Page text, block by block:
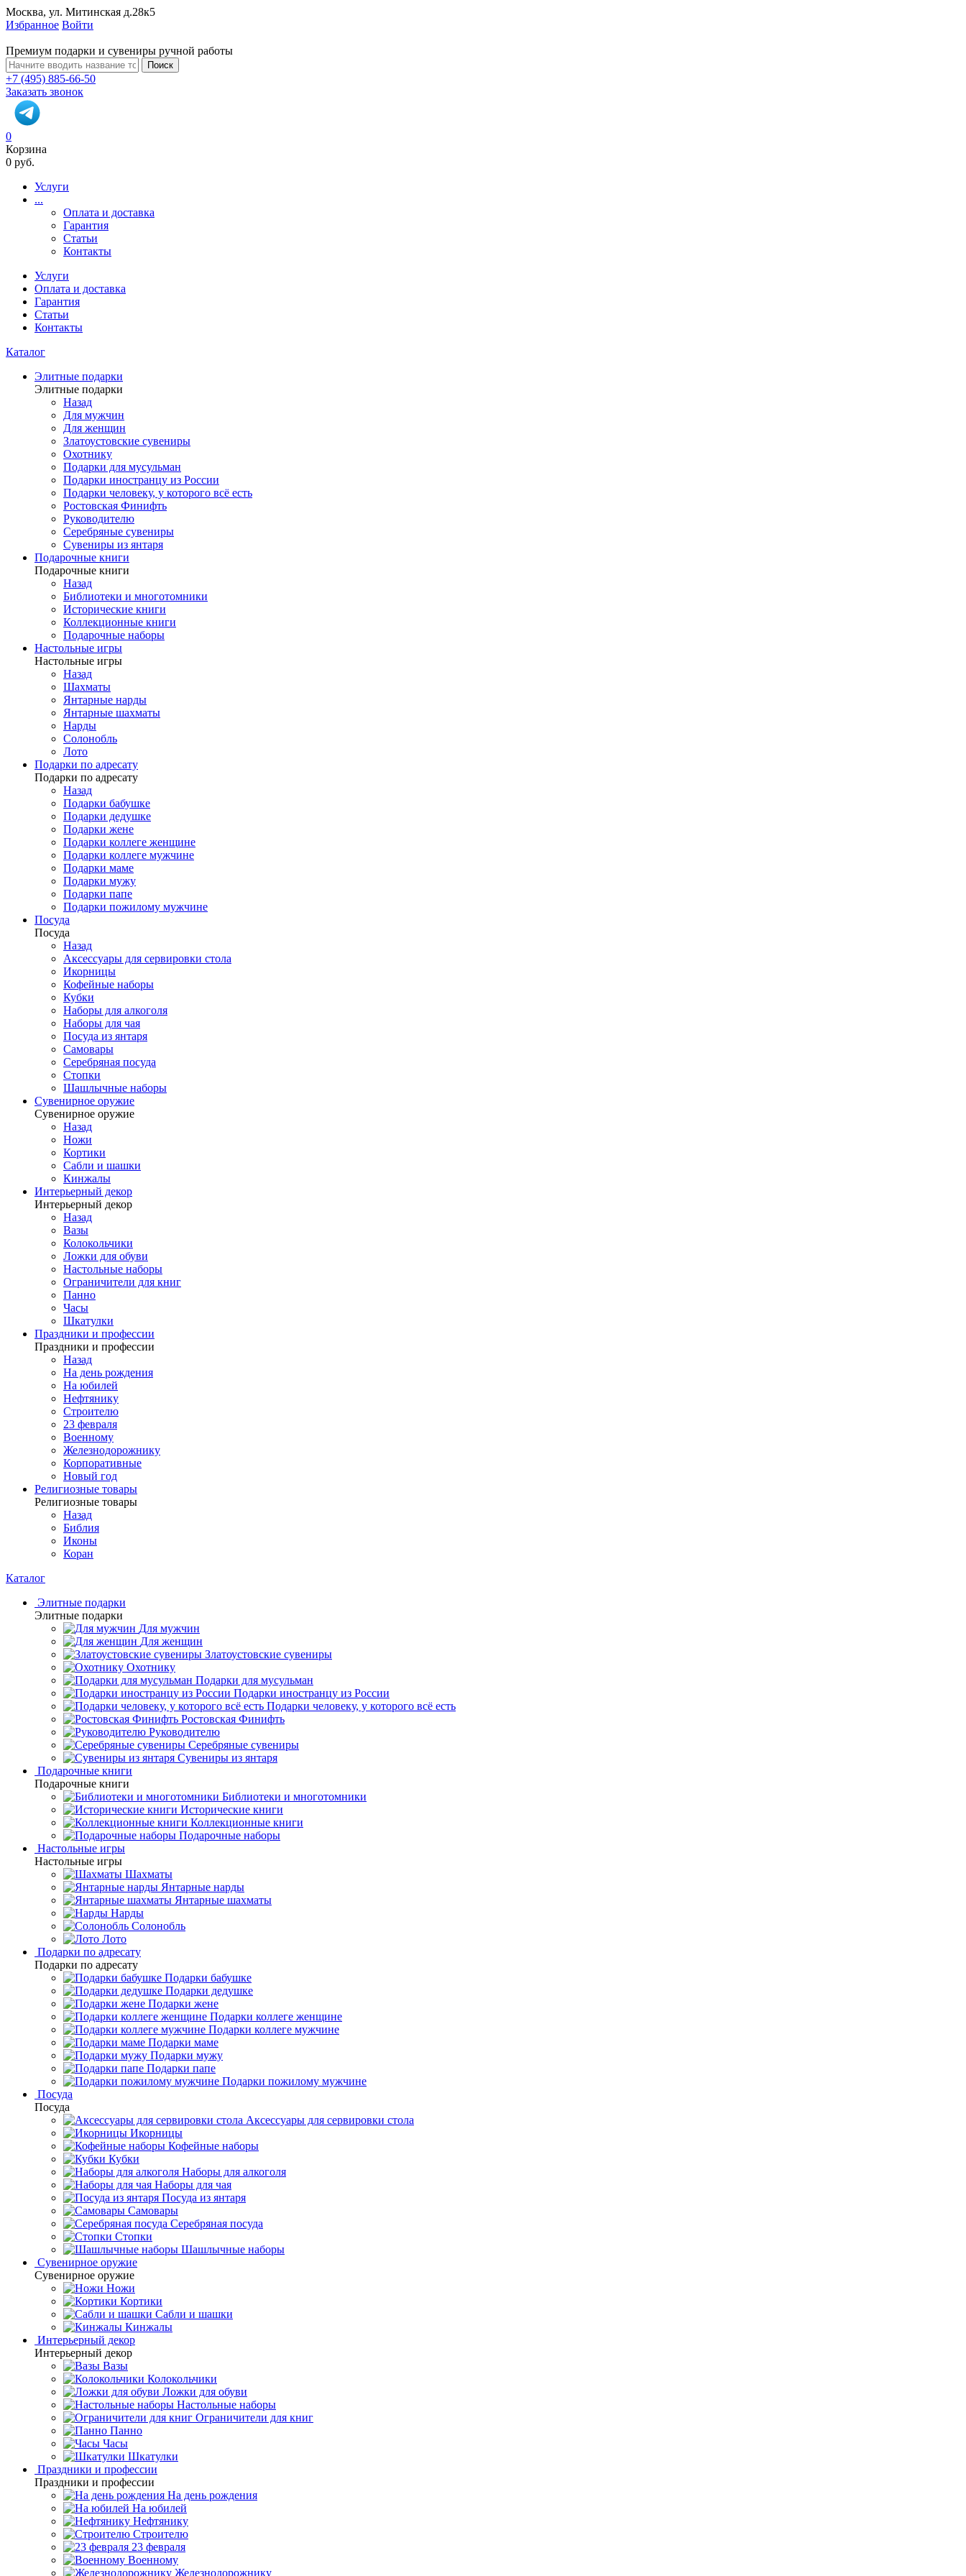
Москва, ул. Митинская д.28к5
Избранное Войти
Премиум подарки и сувениры ручной работы
Поиск
+7 (495) 885-66-50
Заказать звонок
0
Корзина
0 руб.
Услуги
...
Оплата и доставка
Гарантия
Статьи
Контакты
Услуги
Оплата и доставка
Гарантия
Статьи
Контакты
Каталог
Элитные подарки
Элитные подарки
Назад
Для мужчин
Для женщин
Златоустовские сувениры
Охотнику
Подарки для мусульман
Подарки иностранцу из России
Подарки человеку, у которого всё есть
Ростовская Финифть
Руководителю
Серебряные сувениры
Сувениры из янтаря
Подарочные книги
Подарочные книги
Назад
Библиотеки и многотомники
Исторические книги
Коллекционные книги
Подарочные наборы
Настольные игры
Настольные игры
Назад
Шахматы
Янтарные нарды
Янтарные шахматы
Нарды
Солонобль
Лото
Подарки по адресату
Подарки по адресату
Назад
Подарки бабушке
Подарки дедушке
Подарки жене
Подарки коллеге женщине
Подарки коллеге мужчине
Подарки маме
Подарки мужу
Подарки папе
Подарки пожилому мужчине
Посуда
Посуда
Назад
Аксессуары для сервировки стола
Икорницы
Кофейные наборы
Кубки
Наборы для алкоголя
Наборы для чая
Посуда из янтаря
Самовары
Серебряная посуда
Стопки
Шашлычные наборы
Сувенирное оружие
Сувенирное оружие
Назад
Ножи
Кортики
Сабли и шашки
Кинжалы
Интерьерный декор
Интерьерный декор
Назад
Вазы
Колокольчики
Ложки для обуви
Настольные наборы
Ограничители для книг
Панно
Часы
Шкатулки
Праздники и профессии
Праздники и профессии
Назад
На день рождения
На юбилей
Нефтянику
Строителю
23 февраля
Военному
Железнодорожнику
Корпоративные
Новый год
Религиозные товары
Религиозные товары
Назад
Библия
Иконы
Коран
Каталог
Элитные подарки
Элитные подарки
Для мужчин
Для женщин
Златоустовские сувениры
Охотнику
Подарки для мусульман
Подарки иностранцу из России
Подарки человеку, у которого всё есть
Ростовская Финифть
Руководителю
Серебряные сувениры
Сувениры из янтаря
Подарочные книги
Подарочные книги
Библиотеки и многотомники
Исторические книги
Коллекционные книги
Подарочные наборы
Настольные игры
Настольные игры
Шахматы
Янтарные нарды
Янтарные шахматы
Нарды
Солонобль
Лото
Подарки по адресату
Подарки по адресату
Подарки бабушке
Подарки дедушке
Подарки жене
Подарки коллеге женщине
Подарки коллеге мужчине
Подарки маме
Подарки мужу
Подарки папе
Подарки пожилому мужчине
Посуда
Посуда
Аксессуары для сервировки стола
Икорницы
Кофейные наборы
Кубки
Наборы для алкоголя
Наборы для чая
Посуда из янтаря
Самовары
Серебряная посуда
Стопки
Шашлычные наборы
Сувенирное оружие
Сувенирное оружие
Ножи
Кортики
Сабли и шашки
Кинжалы
Интерьерный декор
Интерьерный декор
Вазы
Колокольчики
Ложки для обуви
Настольные наборы
Ограничители для книг
Панно
Часы
Шкатулки
Праздники и профессии
Праздники и профессии
На день рождения
На юбилей
Нефтянику
Строителю
23 февраля
Военному
Железнодорожнику